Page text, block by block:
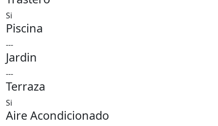
Si
Piscina
---
Jardin
---
Terraza
Si
Aire Acondicionado